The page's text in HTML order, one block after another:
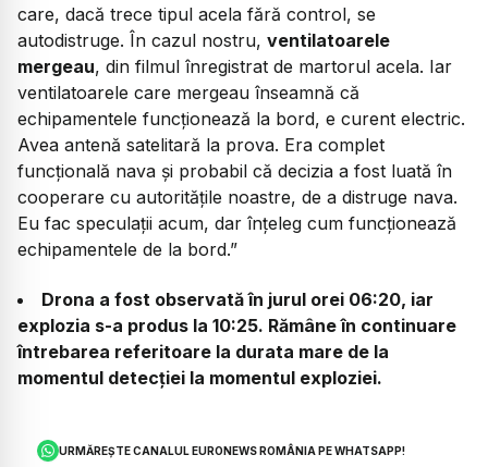
care, dacă trece tipul acela fără control, se
autodistruge. În cazul nostru, ventilatoarele
mergeau, din filmul înregistrat de martorul acela. Iar
ventilatoarele care mergeau înseamnă că
echipamentele funcționează la bord, e curent electric.
Avea antenă satelitară la prova. Era complet
funcțională nava și probabil că decizia a fost luată în
cooperare cu autoritățile noastre, de a distruge nava.
Eu fac speculații acum, dar înțeleg cum funcționează
echipamentele de la bord.”
Drona a fost observată în jurul orei 06:20, iar
explozia s-a produs la 10:25. Rămâne în continuare
întrebarea referitoare la durata mare de la
momentul detecției la momentul exploziei.
URMĂREȘTE CANALUL EURONEWS ROMÂNIA PE WHATSAPP!